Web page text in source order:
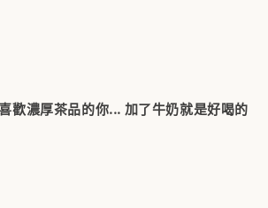
歡濃厚茶品的你... 加了牛奶就是好喝的